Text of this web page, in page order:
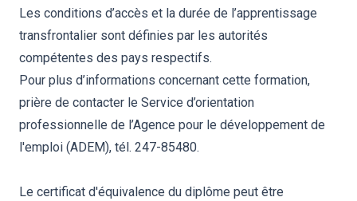
Les conditions d’accès et la durée de l’apprentissage
transfrontalier sont définies par les autorités
compétentes des pays respectifs.
Pour plus d’informations concernant cette formation,
prière de contacter le Service d’orientation
professionnelle de l’Agence pour le développement de
l'emploi (ADEM), tél. 247-85480.
Le certificat d'équivalence du diplôme peut être